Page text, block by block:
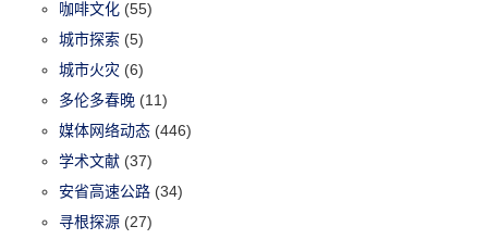
咖啡文化 (55)
城市探索 (5)
城市火灾 (6)
多伦多春晚 (11)
媒体网络动态 (446)
学术文献 (37)
安省高速公路 (34)
寻根探源 (27)